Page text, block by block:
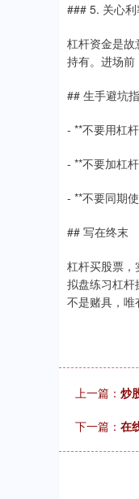
### 5. 关心
杠杆资金是故
持有。进场前
## 生手避坑
- **不要用杠
- **不要加杠
- **不要同期
## 写在终末
杠杆买股票，
拟盘练习杠杆
不是赌具，唯
上一篇： 炒
下一篇： 在